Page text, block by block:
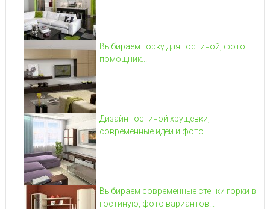
Выбираем горку для гостиной, фото
помощник...
Дизайн гостиной хрущевки,
современные идеи и фото...
Выбираем современные стенки горки в
гостиную, фото вариантов...